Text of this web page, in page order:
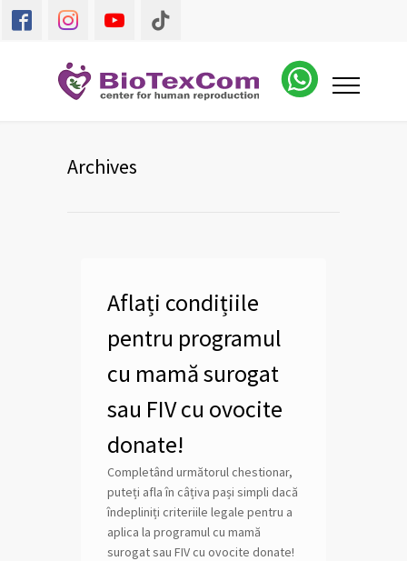
Archives
Aflați condițiile
pentru programul
cu mamă surogat
sau FIV cu ovocite
donate!
Completând următorul chestionar,
puteți afla în câțiva pași simpli dacă
îndepliniți criteriile legale pentru a
aplica la programul cu mamă
surogat sau FIV cu ovocite donate!